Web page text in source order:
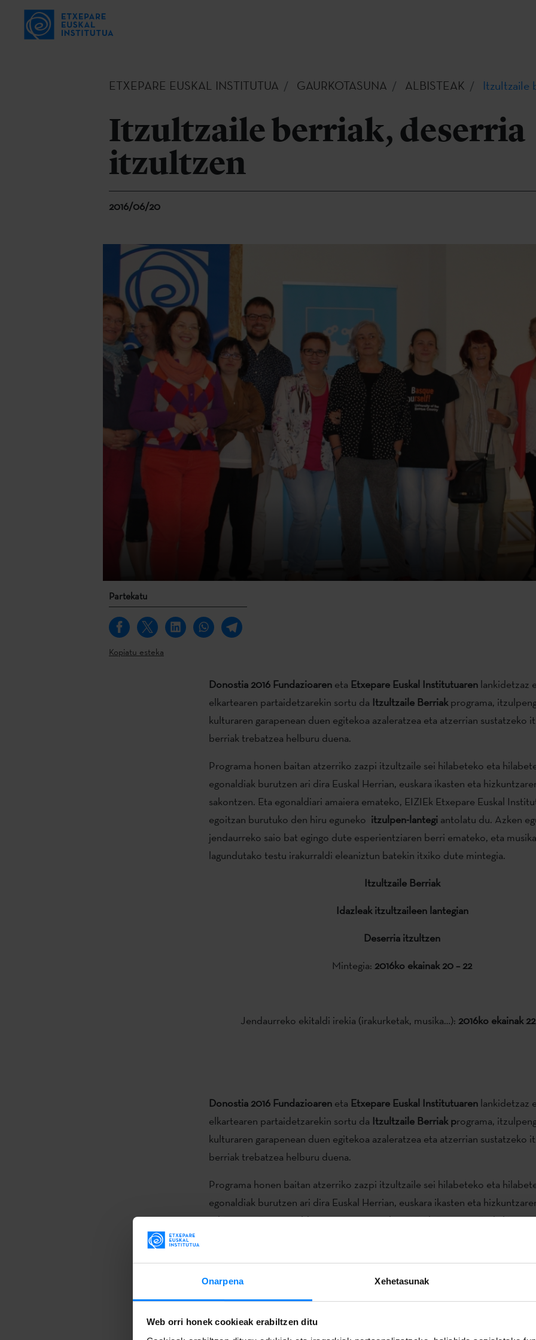
Onarpena Xehetasunak
Web orri honek cookieak erabiltzen ditu
ETXEPARE EUSKAL INSTITUTUA GAURKOTASUNA ALBISTEAK Itzultzaile
Itzultzaile berriak, deserria
itzultzen
2016/06/20
Partekatu
Kopiatu esteka
Donostia 2016 Fundazioareneta Etxepare Euskal Institutuarenlankidetzaz
elkartearen partaidetzarekin sortu da Itzultzaile Berriakprograma,
kulturaren garapenean duen egitekoa azaleratzea eta atzerrian sustatzeko
berriak trebatzea helburu duena.
Programa honen baitan atzerriko zazpi itzultzaile sei hilabeteko eta
egonaldiak burutzen ari dira Euskal Herrian, euskara ikasten eta
sakontzen. Eta egonaldiari amaiera emateko, EIZIEk Etxepare Euskal
egoitzan burutuko den hiru eguneko itzulpen-lantegi antolatu du. Azken
jendaurreko saio bat egingo dute esperientziaren berri emateko, eta
lagundutako testu irakurraldi eleaniztun batekin itxiko dute mintegia.
Itzultzaile Berriak
Idazleak itzultzaileen lantegian
Deserria itzultzen
Mintegia: 2016ko ekainak 20 – 22
Jendaurreko ekitaldi irekia (irakurketak, musika…): 2016ko ekainak
Donostia 2016 Fundazioareneta Etxepare Euskal Institutuarenlankidetzaz
elkartearen partaidetzarekin sortu da Itzultzaile Berriak programa,
kulturaren garapenean duen egitekoa azaleratzea eta atzerrian sustatzeko
berriak trebatzea helburu duena.
Programa honen baitan atzerriko zazpi itzultzaile sei hilabeteko eta
egonaldiak burutzen ari dira Euskal Herrian, euskara ikasten eta
sakontzen. Eta egonaldiari amaiera emateko, EIZIEk Etxepare Euskal